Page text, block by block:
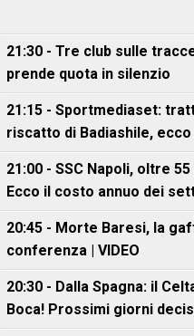
21:30 - Tre club sulle
prende quota in silenzio
21:15 - Sportmediaset:
riscatto di Badiashile,
21:00 - SSC Napoli, oltre
Ecco il costo annuo dei
20:45 - Morte Baresi, la
conferenza | VIDEO
20:30 - Dalla Spagna: il
Boca! Prossimi giorni